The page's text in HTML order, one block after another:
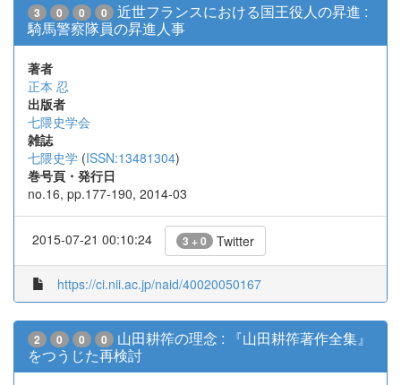
3 0 0 0
近世フランスにおける国王役人の昇進 :
騎馬警察隊員の昇進人事
著者
正本 忍
出版者
七隈史学会
雑誌
七隈史学 (ISSN:13481304)
巻号頁・発行日
no.16, pp.177-190, 2014-03
2015-07-21 00:10:24 3 + 0 Twitter
https://ci.nii.ac.jp/naid/40020050167
2 0 0 0
山田耕筰の理念 : 『山田耕筰著作全集』
をつうじた再検討